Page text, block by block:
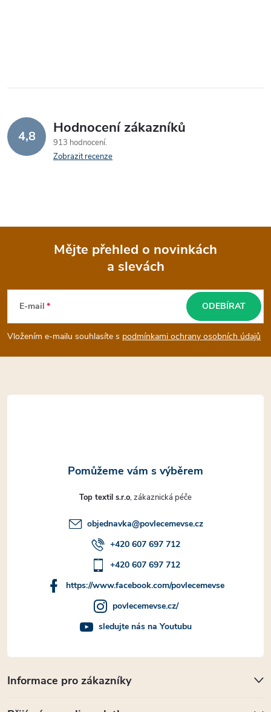
4,8 Hodnocení zákazníků
913 hodnocení
Zobrazit recenze
p
a
t
Mějte přehled o novinkách
a slevách
E-mail
Vložením e-mailu souhlasíte s podmínkami ochrany osobních údajů
ODEBÍRAT
Informace pro zákazníky
Top textil s.r.o
objednavka@povlecemevse.cz
+420 607 697 712
+420 607 697 712
https://www.facebook.com/povlecemevse
povlecemevse.cz/
sledujte nás na Youtubu